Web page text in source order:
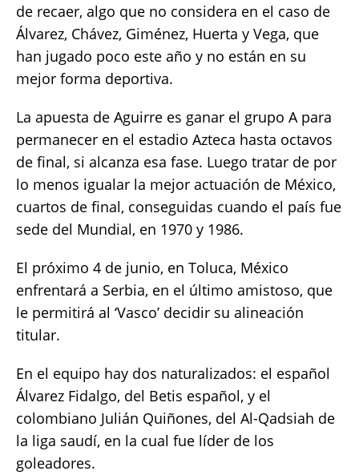
de recaer, algo que no considera en el caso de
Álvarez, Chávez, Giménez, Huerta y Vega, que
han jugado poco este año y no están en su
mejor forma deportiva.
La apuesta de Aguirre es ganar el grupo A para
permanecer en el estadio Azteca hasta octavos
de final, si alcanza esa fase. Luego tratar de por
lo menos igualar la mejor actuación de México,
cuartos de final, conseguidas cuando el país fue
sede del Mundial, en 1970 y 1986.
El próximo 4 de junio, en Toluca, México
enfrentará a Serbia, en el último amistoso, que
le permitirá al ‘Vasco’ decidir su alineación
titular.
En el equipo hay dos naturalizados: el español
Álvarez Fidalgo, del Betis español, y el
colombiano Julián Quiñones, del Al-Qadsiah de
la liga saudí, en la cual fue líder de los
goleadores.